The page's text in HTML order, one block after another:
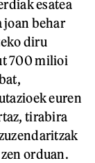
esatea
joan behar
diru
700 milioi
euren
tirabira
orduan.